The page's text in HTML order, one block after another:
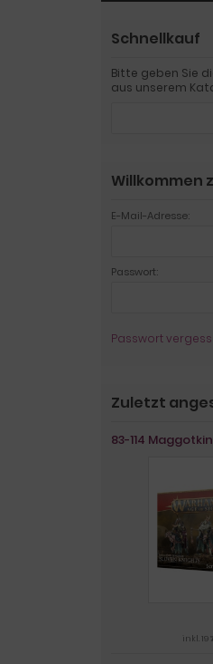
Schnellkauf
Bitte geben Sie
aus unserem
Willkommen
E-Mail-Adresse:
Passwort:
Passwort
Zuletzt
83-114
inkl. 19